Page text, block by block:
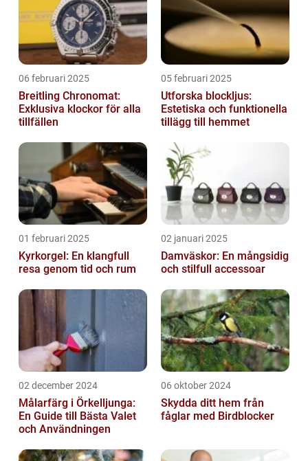
06 februari 2025
Breitling Chronomat:
Exklusiva klockor för alla
tillfällen
05 februari 2025
Utforska blockljus:
Estetiska och funktionella
tillägg till hemmet
01 februari 2025
Kyrkorgel: En klangfull
resa genom tid och rum
02 januari 2025
Damväskor: En mångsidig
och stilfull accessoar
02 december 2024
Målarfärg i Örkelljunga:
En Guide till Bästa Valet
och Användningen
06 oktober 2024
Skydda ditt hem från
fåglar med Birdblocker